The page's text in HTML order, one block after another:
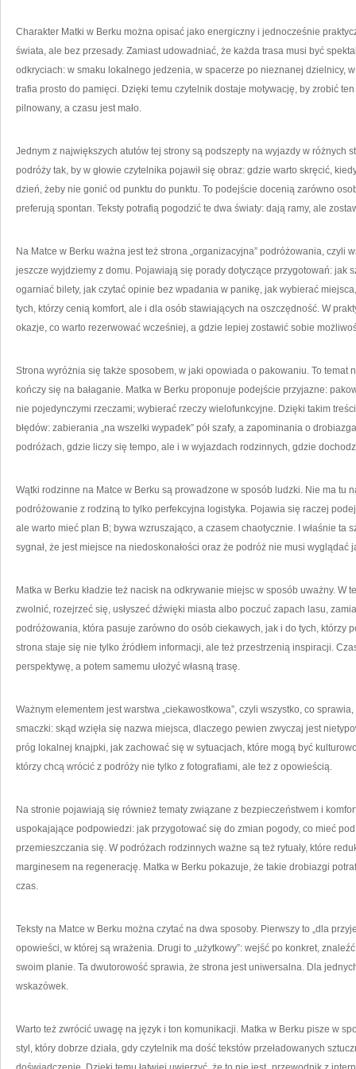
Charakter Matki w Berku można opisać jako energiczny i jednocześnie
świata, ale bez przesady. Zamiast udowadniać, że każda trasa musi być
odkryciach: w smaku lokalnego jedzenia, w spacerze po nieznanej dzielnicy,
trafia prosto do pamięci. Dzięki temu czytelnik dostaje motywację, by zrobić
pilnowany, a czasu jest mało.
Jednym z największych atutów tej strony są podszepty na wyjazdy w różnych
podróży tak, by w głowie czytelnika pojawił się obraz: gdzie warto skręcić,
dzień, żeby nie gonić od punktu do punktu. To podejście docenią zarówno
preferują spontan. Teksty potrafią pogodzić te dwa światy: dają ramy, ale
Na Matce w Berku ważna jest też strona „organizacyjna” podróżowania, czyli
jeszcze wyjdziemy z domu. Pojawiają się porady dotyczące przygotowań: jak
ogarniać bilety, jak czytać opinie bez wpadania w panikę, jak wybierać
tych, którzy cenią komfort, ale i dla osób stawiających na oszczędność. W
okazje, co warto rezerwować wcześniej, a gdzie lepiej zostawić sobie
Strona wyróżnia się także sposobem, w jaki opowiada o pakowaniu. To temat
kończy się na bałaganie. Matka w Berku proponuje podejście przyjazne:
nie pojedynczymi rzeczami; wybierać rzeczy wielofunkcyjne. Dzięki takim
błędów: zabierania „na wszelki wypadek” pół szafy, a zapominania o
podróżach, gdzie liczy się tempo, ale i w wyjazdach rodzinnych, gdzie
Wątki rodzinne na Matce w Berku są prowadzone w sposób ludzki. Nie ma tu
podróżowanie z rodziną to tylko perfekcyjna logistyka. Pojawia się raczej
ale warto mieć plan B; bywa wzruszająco, a czasem chaotycznie. I właśnie ta
sygnał, że jest miejsce na niedoskonałości oraz że podróż nie musi wyglądać
Matka w Berku kładzie też nacisk na odkrywanie miejsc w sposób uważny. W
zwolnić, rozejrzeć się, usłyszeć dźwięki miasta albo poczuć zapach lasu,
podróżowania, która pasuje zarówno do osób ciekawych, jak i do tych, którzy
strona staje się nie tylko źródłem informacji, ale też przestrzenią inspiracji.
perspektywę, a potem samemu ułożyć własną trasę.
Ważnym elementem jest warstwa „ciekawostkowa”, czyli wszystko, co
smaczki: skąd wzięła się nazwa miejsca, dlaczego pewien zwyczaj jest
próg lokalnej knajpki, jak zachować się w sytuacjach, które mogą być
którzy chcą wrócić z podróży nie tylko z fotografiami, ale też z opowieścią.
Na stronie pojawiają się również tematy związane z bezpieczeństwem i
uspokajające podpowiedzi: jak przygotować się do zmian pogody, co mieć
przemieszczania się. W podróżach rodzinnych ważne są też rytuały, które
marginesem na regenerację. Matka w Berku pokazuje, że takie drobiazgi
czas.
Teksty na Matce w Berku można czytać na dwa sposoby. Pierwszy to „dla
opowieści, w której są wrażenia. Drugi to „użytkowy”: wejść po konkret,
swoim planie. Ta dwutorowość sprawia, że strona jest uniwersalna. Dla
wskazówek.
Warto też zwrócić uwagę na język i ton komunikacji. Matka w Berku pisze w
styl, który dobrze działa, gdy czytelnik ma dość tekstów przeładowanych